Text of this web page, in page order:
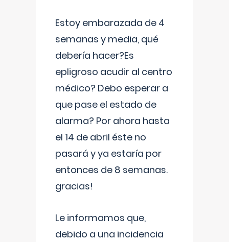
Estoy embarazada de 4
semanas y media, qué
debería hacer?Es
epligroso acudir al centro
médico? Debo esperar a
que pase el estado de
alarma? Por ahora hasta
el 14 de abril éste no
pasará y ya estaría por
entonces de 8 semanas.
gracias!
Le informamos que,
debido a una incidencia